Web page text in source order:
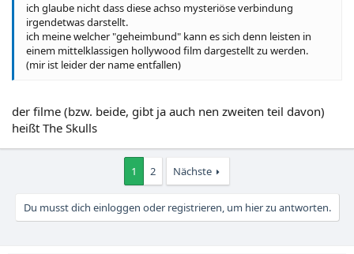
ich glaube nicht dass diese achso mysteriöse verbindung
irgendetwas darstellt.
ich meine welcher "geheimbund" kann es sich denn leisten in
einem mittelklassigen hollywood film dargestellt zu werden.
(mir ist leider der name entfallen)
der filme (bzw. beide, gibt ja auch nen zweiten teil davon)
heißt The Skulls
1 2 Nächste
Du musst dich einloggen oder registrieren, um hier zu antworten.